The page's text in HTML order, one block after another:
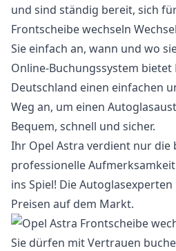
und sind ständig bereit, sich
Frontscheibe wechseln
Sie einfach an, wann und wo
Online-Buchungssystem
Deutschland einen einfachen
Weg an, um einen
Bequem, schnell und sicher.
Ihr Opel Astra verdient nur die
professionelle
ins Spiel! Die
Preisen auf dem Markt.
Sie dürfen mit Vertrauen